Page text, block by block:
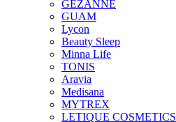
GEZANNE
GUAM
Lycon
Beauty Sleep
Minna Life
TONIS
Aravia
Medisana
MYTREX
LETIQUE COSMETICS